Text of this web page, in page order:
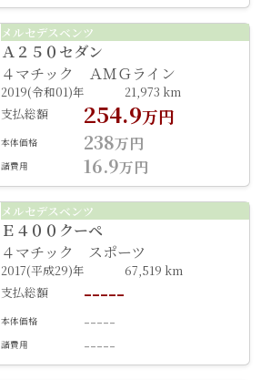
メルセデスベンツ
Ａ２５０セダン
４マチック ＡＭＧライン
2019(令和01)年
21,973 km
支払総額
254.9万円
本体価格 238万円
諸費用 16.9万円
メルセデスベンツ
Ｅ４００クーペ
４マチック スポーツ
2017(平成29)年
67,519 km
支払総額
-----
本体価格 -----
諸費用 -----